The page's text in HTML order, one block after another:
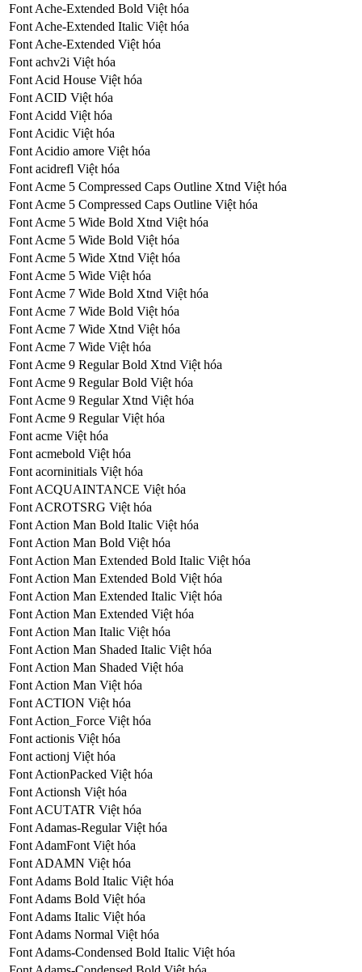
Font Ache-Extended Bold Việt hóa
Font Ache-Extended Italic Việt hóa
Font Ache-Extended Việt hóa
Font achv2i Việt hóa
Font Acid House Việt hóa
Font ACID Việt hóa
Font Acidd Việt hóa
Font Acidic Việt hóa
Font Acidio amore Việt hóa
Font acidrefl Việt hóa
Font Acme 5 Compressed Caps Outline Xtnd Việt hóa
Font Acme 5 Compressed Caps Outline Việt hóa
Font Acme 5 Wide Bold Xtnd Việt hóa
Font Acme 5 Wide Bold Việt hóa
Font Acme 5 Wide Xtnd Việt hóa
Font Acme 5 Wide Việt hóa
Font Acme 7 Wide Bold Xtnd Việt hóa
Font Acme 7 Wide Bold Việt hóa
Font Acme 7 Wide Xtnd Việt hóa
Font Acme 7 Wide Việt hóa
Font Acme 9 Regular Bold Xtnd Việt hóa
Font Acme 9 Regular Bold Việt hóa
Font Acme 9 Regular Xtnd Việt hóa
Font Acme 9 Regular Việt hóa
Font acme Việt hóa
Font acmebold Việt hóa
Font acorninitials Việt hóa
Font ACQUAINTANCE Việt hóa
Font ACROTSRG Việt hóa
Font Action Man Bold Italic Việt hóa
Font Action Man Bold Việt hóa
Font Action Man Extended Bold Italic Việt hóa
Font Action Man Extended Bold Việt hóa
Font Action Man Extended Italic Việt hóa
Font Action Man Extended Việt hóa
Font Action Man Italic Việt hóa
Font Action Man Shaded Italic Việt hóa
Font Action Man Shaded Việt hóa
Font Action Man Việt hóa
Font ACTION Việt hóa
Font Action_Force Việt hóa
Font actionis Việt hóa
Font actionj Việt hóa
Font ActionPacked Việt hóa
Font Actionsh Việt hóa
Font ACUTATR Việt hóa
Font Adamas-Regular Việt hóa
Font AdamFont Việt hóa
Font ADAMN Việt hóa
Font Adams Bold Italic Việt hóa
Font Adams Bold Việt hóa
Font Adams Italic Việt hóa
Font Adams Normal Việt hóa
Font Adams-Condensed Bold Italic Việt hóa